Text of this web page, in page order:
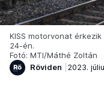
KISS motorvonat
24-én.
Fotó: MTI/Máthé Zoltán
Röviden
2023.